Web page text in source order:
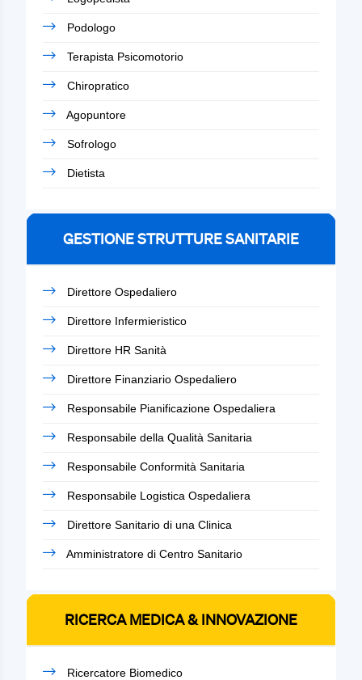
Podologo
Terapista Psicomotorio
Chiropratico
Agopuntore
Sofrologo
Dietista
GESTIONE STRUTTURE SANITARIE
Direttore Ospedaliero
Direttore Infermieristico
Direttore HR Sanità
Direttore Finanziario Ospedaliero
Responsabile Pianificazione Ospedaliera
Responsabile della Qualità Sanitaria
Responsabile Conformità Sanitaria
Responsabile Logistica Ospedaliera
Direttore Sanitario di una Clinica
Amministratore di Centro Sanitario
RICERCA MEDICA & INNOVAZIONE
Ricercatore Biomedico